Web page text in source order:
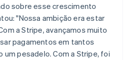
sobre esse crescimento
"Nossa ambição era estar
a Stripe, avançamos muito
pagamentos em tantos
um pesadelo. Com a Stripe, foi